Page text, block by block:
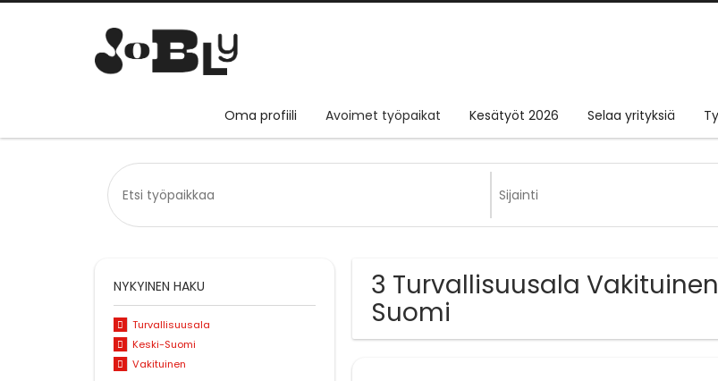
Oma profiili Avoimet työpaikat Kesätyöt 2026 Selaa yrityksiä
3 Turvallisuusala
Suomi
NYKYINEN HAKU
Turvallisuusala
Keski-Suomi
Vakituinen